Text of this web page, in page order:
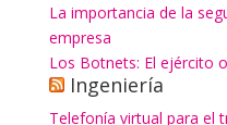
La importancia de la
empresa
Los Botnets: El ejército
Ingeniería
Telefonía virtual para el